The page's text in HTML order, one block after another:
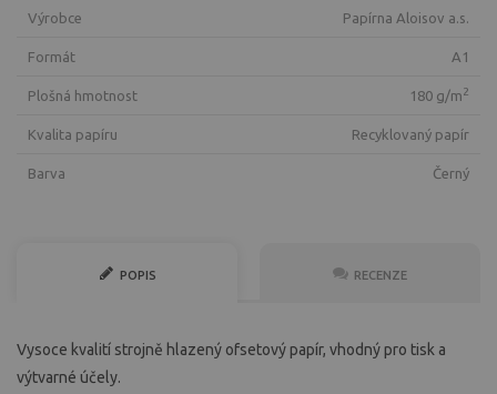
Výrobce Papírna Aloisov a.s.
Formát A1
Plošná hmotnost 180 g/m2
Kvalita papíru recyklovaný papír
Barva černý
POPIS RECENZE
Vysoce kvalití strojně hlazený ofsetový papír, vhodný pro tisk a
výtvarné účely.